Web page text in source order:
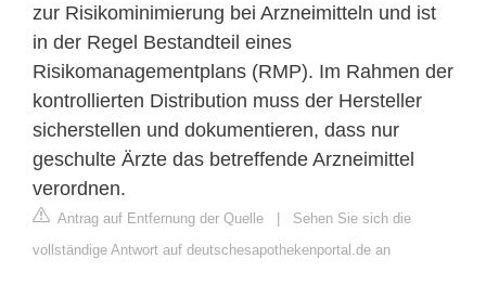
zur Risikominimierung bei Arzneimitteln und ist
in der Regel Bestandteil eines
Risikomanagementplans (RMP). Im Rahmen der
kontrollierten Distribution muss der Hersteller
sicherstellen und dokumentieren, dass nur
geschulte Ärzte das betreffende Arzneimittel
verordnen.
Antrag auf Entfernung der Quelle | Sehen Sie sich die
vollständige Antwort auf deutschesapothekenportal.de an